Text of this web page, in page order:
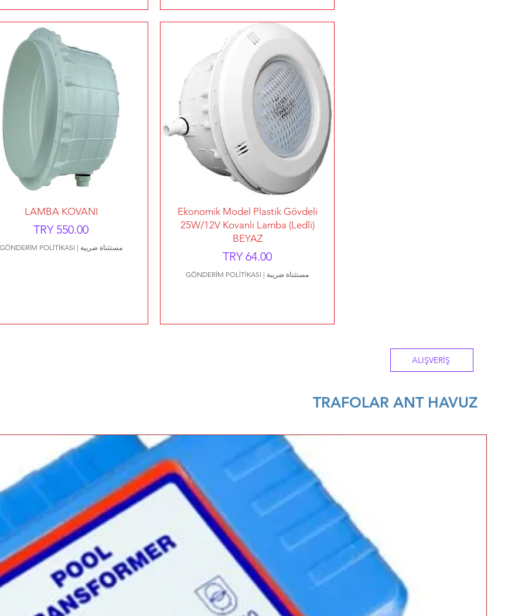
العرض السريع
Ekonomik Model Plastik Gövdeli
25W/12V Kovanlı Lamba (Ledli)
BEYAZ
السعر
مستثناة ضريبة |
GÖNDERİM POLİTİKASI
العرض السريع
LAMBA KOVANI
السعر
مستثناة ضريبة |
GÖNDERİM POLİTİKASI
ALIŞVERİŞ
TRAFOLAR ANT HAVUZ